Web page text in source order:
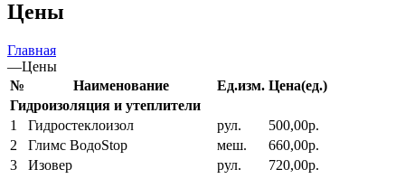
Цены
Главная
—Цены
№
Наименование Ед.изм. Цена(ед.)
Гидроизоляция и утеплители
1
Гидростеклоизол рул.
500,00р.
2
Глимс ВодоStop меш.
660,00р.
3
Изовер рул.
720,00р.